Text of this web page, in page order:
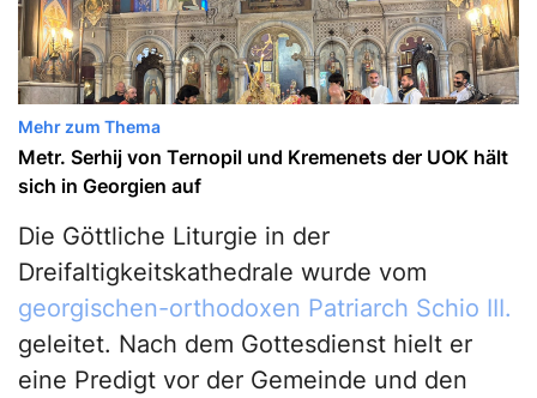
Mehr zum Thema
Metr. Serhij von Ternopil und Kremenets der UOK hält
sich in Georgien auf
Die Göttliche Liturgie in der
Dreifaltigkeitskathedrale wurde vom
georgischen-orthodoxen Patriarch Schio III.
geleitet. Nach dem Gottesdienst hielt er
eine Predigt vor der Gemeinde und den